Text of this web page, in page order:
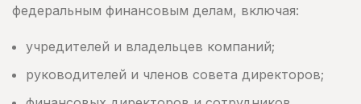
федеральным финансовым делам, включая:
учредителей и владельцев компаний;
руководителей и членов совета директоров;